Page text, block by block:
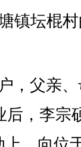
镇坛棍
，父亲
后，李宗